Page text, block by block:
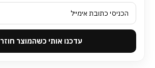
עדכנו אותי כשהמוצר חוזר